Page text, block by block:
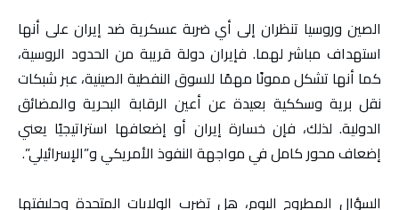
الصين وروسيا تنظران إلى أي ضربة عسكرية ضد إيران على أنها
استهداف مباشر لهما. فإيران دولة قريبة من الحدود الروسية،
كما أنها تشكل ممونًا مهمًا للسوق النفطية الصينية، عبر شبكات
نقل برية وسككية بعيدة عن أعين الرقابة البحرية والمضائق
الدولية. لذلك، فإن خسارة إيران أو إضعافها استراتيجيًا يعني
إضعاف محور كامل في مواجهة النفوذ الأمريكي و”الإسرائيلي”.
السؤال المطروح اليوم، هل تضرب الولايات المتحدة وحليفتها